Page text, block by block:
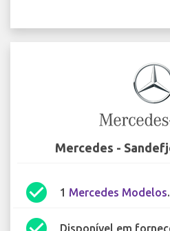
Mercedes -
check_circle 1 Mercedes Modelos.
Disponível em